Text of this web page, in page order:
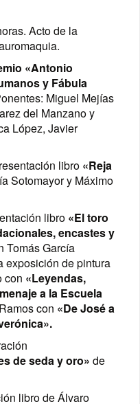
Acto de la
«Antonio
y Fábula
Miguel Mejías
del Manzano y
López, Javier
libro «Reja
Sotomayor y Máximo
libro «El toro
encastes y
Tomás García
exposición de pintura
con «Leyendas,
a la Escuela
con «De José a
de seda y oro» de
libro de Álvaro